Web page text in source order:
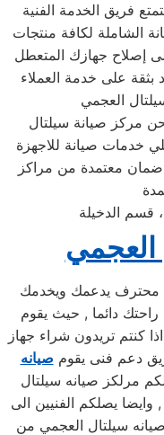
فريق الخدمة الفنية
الشاملة لكافة منتجات
إصلاح جهازك المتعطل
بثقة على خدمة العملاء
مركز صيانة سيلتال
خدمات صيانة للاجهزة
ضمان معتمدة من مراكز
قسم الدخيلة
العجمي
محترف يدعمك ويخدمك
دائما , حيث يقوم
كنتم تريدون شراء جهاز
دعم فنى يقوم صيانه
مرلكز صيانه سيلتال
, وايضا يصلكم الفنيين الى
سيلتال العجمي من